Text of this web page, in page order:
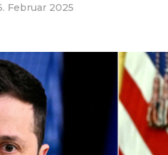
Februar 2025